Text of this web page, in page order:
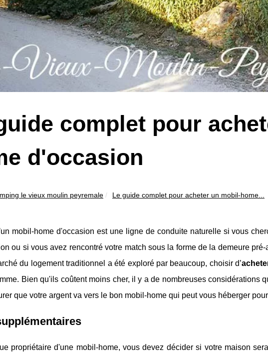
complet pour
d'occasion
le vieux moulin peyremale Le guide complet pour acheter un mobil-home...
mobil-home d'occasion est une ligne de conduite naturelle si vous
ou si vous avez rencontré votre match sous la forme de la demeure
du logement traditionnel a été exploré par beaucoup, choisir d’
Bien qu'ils coûtent moins cher, il y a de nombreuses considérations
que votre argent va vers le bon mobil-home qui peut vous héberger
propriétaire d'une mobil-home, vous devez décider si votre maison